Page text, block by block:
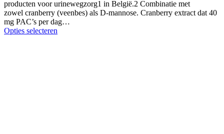
producten voor urinewegzorg1 in België.2 Combinatie met
zowel cranberry (veenbes) als D-mannose. Cranberry extract dat 40
mg PAC’s per dag…
Opties selecteren